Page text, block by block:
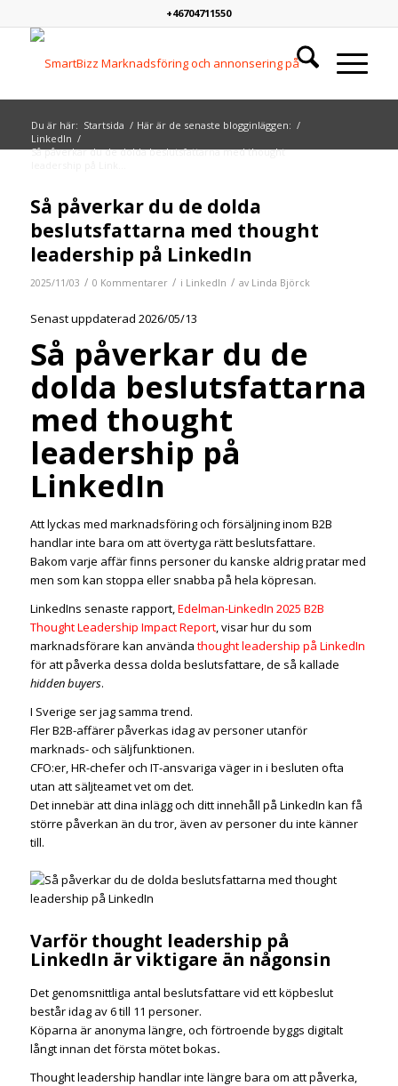
+46704711550
Du är här: Startsida / Här är de senaste blogginläggen: /
LinkedIn /
Så påverkar du de dolda beslutsfattarna med thought
Så påverkar du de dolda
beslutsfattarna med thought
leadership på LinkedIn
2025/11/03 / 0 Kommentarer / i LinkedIn / av Linda Björck
Senast uppdaterad 2026/05/13
Så påverkar du de
dolda beslutsfattarna
med thought
leadership på
LinkedIn
Att lyckas med marknadsföring och försäljning inom B2B
handlar inte bara om att övertyga rätt beslutsfattare.
Bakom varje affär finns personer du kanske aldrig pratar med
men som kan stoppa eller snabba på hela köpresan.
LinkedIns senaste rapport,Edelman-LinkedIn 2025 B2B
Thought Leadership Impact Report, visar hur du som
marknadsförare kan använda thought leadership på LinkedIn
för att påverka dessa dolda beslutsfattare, de så kallade
hidden buyers.
I Sverige ser jag samma trend.
Fler B2B-affärer påverkas idag av personer utanför
marknads- och säljfunktionen.
CFO:er, HR-chefer och IT-ansvariga väger in i besluten ofta
utan att säljteamet vet om det.
Det innebär att dina inlägg och ditt innehåll på LinkedIn kan få
större påverkan än du tror, även av personer du inte känner
till.
Varför thought leadership på
LinkedIn är viktigare än någonsin
Det genomsnittliga antal beslutsfattare vid ett köpbeslut
består idag av 6 till 11 personer.
Köparna är anonyma längre, och förtroende byggs digitalt
långt innan det första mötet bokas.
Thought leadership handlar inte längre bara om att påverka,